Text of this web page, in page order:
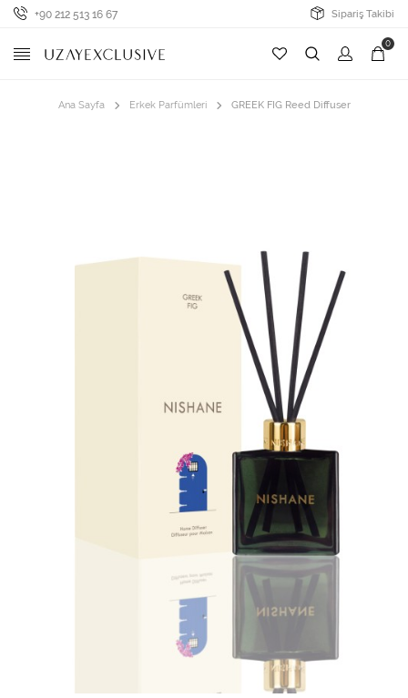
+90 212 513 16 67 Sipariş Takibi
0
Ana Sayfa Erkek Parfümleri GREEK FIG Reed Diffuser